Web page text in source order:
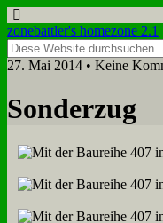
zonebattler's homezone 2.1
27. Mai 2014 • Keine
Son­der­zug